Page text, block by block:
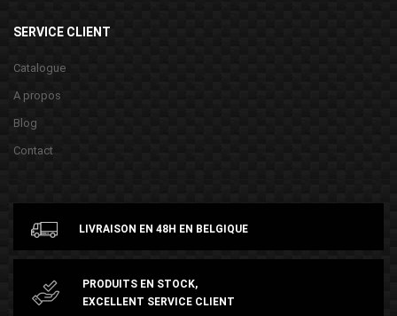
SERVICE CLIENT
Catalogue
A propos
Blog
Contact
LIVRAISON EN 48H EN BELGIQUE
PRODUITS EN STOCK,
EXCELLENT SERVICE CLIENT